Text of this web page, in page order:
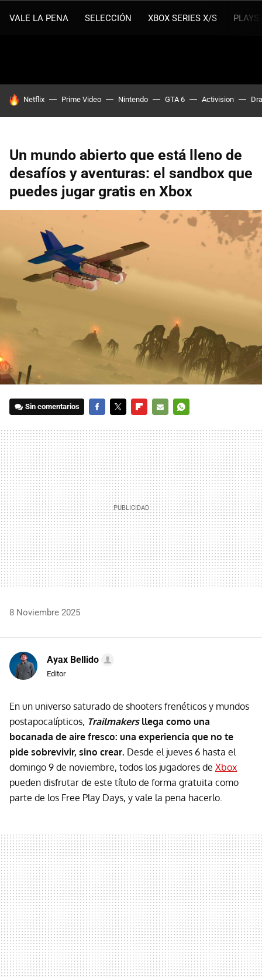
VALE LA PENA SELECCIÓN XBOX SERIES X/S
HOY SE HABLA DE
Netflix Prime Video Nintendo GTA 6 Activision
Un mundo abierto que está lleno de
desafíos y aventuras: el sandbox que
puedes jugar gratis en Xbox
Sin comentarios
MAIL
8 Noviembre 2025
Ayax Bellido
Editor
En un universo saturado de shooters frenéticos y mundos
postapocalípticos, Trailmakersllega como una
bocanada de aire fresco: una experiencia que no te
pide sobrevivir, sino crear. Desde el jueves 6 hasta el
domingo 9 de noviembre, todos los jugadores de Xbox
pueden disfrutar de este título de forma gratuita como
parte de los Free Play Days, y vale la pena hacerlo.